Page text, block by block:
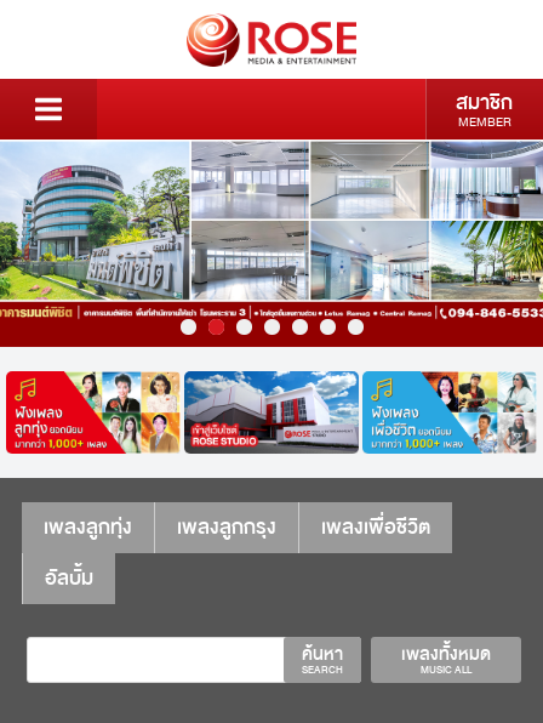
สมาชิก
MEMBER
เพลงลูกทุ่ง เพลงลูกกรุง
เพลงเพื่อชีวิต
อัลบั้ม
เพลงทั้งหมด
MUSIC ALL
ค้นหา
SEARCH